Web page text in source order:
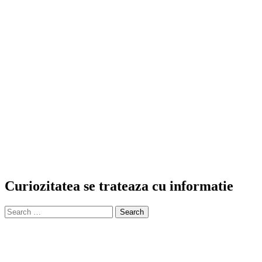
Curiozitatea se trateaza cu informatie
Search
for: